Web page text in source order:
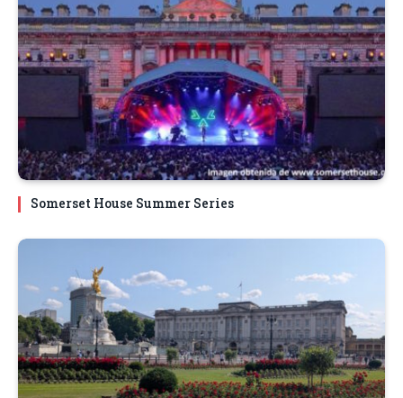
Somerset House Summer Series